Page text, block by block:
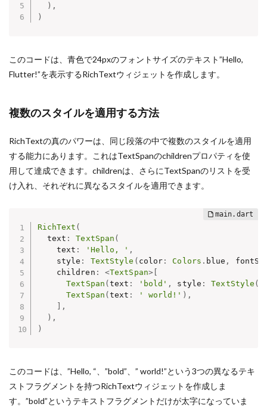
) ,
)
このコードは、青色で24pxのフォントサイズのテキスト”Hello,
Flutter!”を表示するRichTextウィジェットを作成します。
複数のスタイルを適用する方法
RichTextの真のパワーは、同じ段落の中で複数のスタイルを適用
する能力にあります。これはTextSpanのchildrenプロパティを使
用して達成できます。childrenは、さらにTextSpanのリストを受
け入れ、それぞれに異なるスタイルを適用できます。
RichText (
  text
: TextSpan (
    text
: 'Hello, ' ,
    style
: TextStyle ( color : Colors . blue ,
    children
: <TextSpan>[
TextSpan (text : 'bold' , style : TextStyle (
TextSpan (text : ' world!' ) ,
,
) ,
)
このコードは、”Hello, “、”bold”、” world!”という3つの異なるテキ
ストフラグメントを持つRichTextウィジェットを作成しま
す。”bold”というテキストフラグメントだけが太字になっていま